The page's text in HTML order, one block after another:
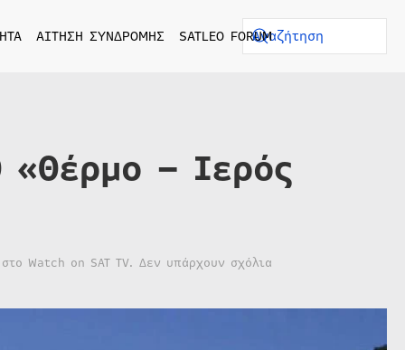
ΑΙΤΗΣΗ ΣΥΝΔΡΟΜΗΣ SATLEO FORUM
– Ιερός
Watch on SAT TV. Δεν υπάρχουν σχόλιαστο
ΑΠΟ